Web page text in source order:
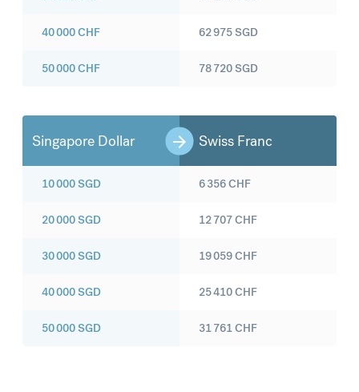
40 000CHF
50 000CHF
62 975SGD
78 720SGD
Singapore Dollar Swiss Franc
10 000SGD
20 000SGD
30 000SGD
40 000SGD
50 000SGD
6 356CHF
12 707CHF
19 059CHF
25 410CHF
31 761CHF